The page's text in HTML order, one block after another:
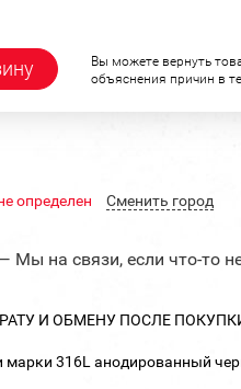
Вы можете вернуть
объяснения причин в
определен Cменить город
Мы на связи, если что-то
И ОБМЕНУ ПОСЛЕ
марки 316L анодированный